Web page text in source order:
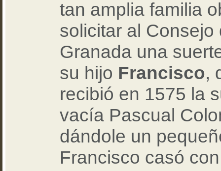
tan amplia familia
solicitar al
Granada una
su hijo Francisco,
recibió en 1575 la
vacía Pascual
dándole un
Francisco casó